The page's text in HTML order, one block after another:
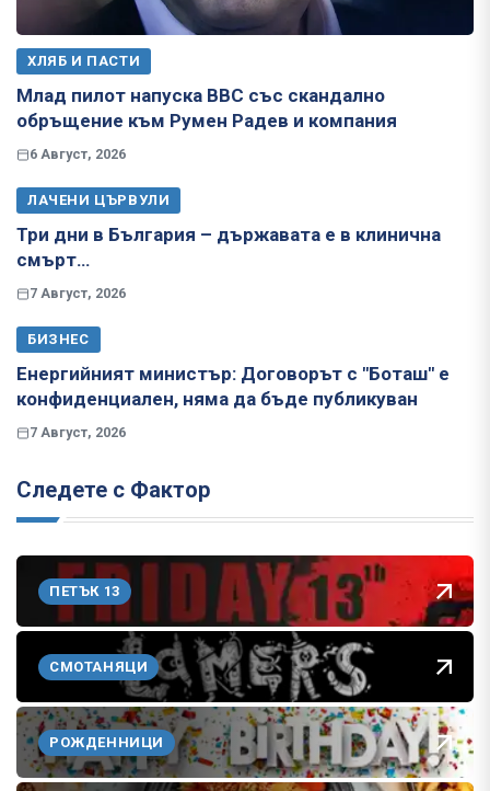
ХЛЯБ И ПАСТИ
Млад пилот напуска ВВС със скандално
обръщение към Румен Радев и компания
6 Август, 2026
ЛАЧЕНИ ЦЪРВУЛИ
Три дни в България – държавата е в клинична
смърт…
7 Август, 2026
БИЗНЕС
Енергийният министър: Договорът с "Боташ" е
конфиденциален, няма да бъде публикуван
7 Август, 2026
Следете с Фактор
ПЕТЪК 13
СМОТАНЯЦИ
РОЖДЕННИЦИ